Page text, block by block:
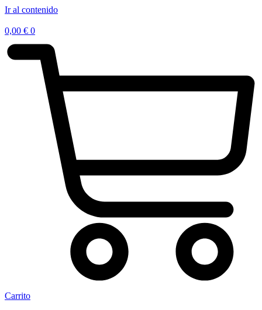
Ir al contenido
0,00 € 0
Carrito